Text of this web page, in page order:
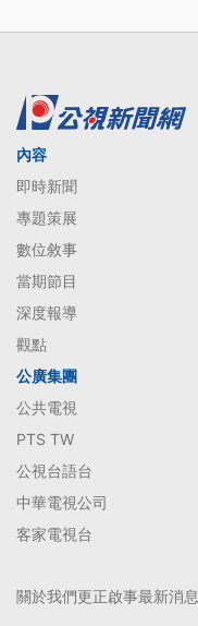
內容
即時新聞
專題策展
數位敘事
當期節目
深度報導
觀點
公廣集團
公共電視
PTS TW
公視台語台
中華電視公司
客家電視台
關於我們更正啟事最新消息